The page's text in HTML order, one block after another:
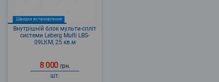
Швидке встановлення
Внутрішній блок мульти-спліт
системи Leberg Multi LBS-
09LKM, 25 кв.м
8 000 грн.
шт.